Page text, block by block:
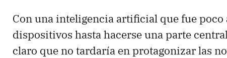
Con una inteligencia artificial que fue poco
dispositivos hasta hacerse una parte
claro que no tardaría en protagonizar las